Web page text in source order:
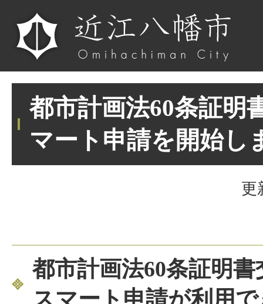
都市計画法60条証明
マート申請を開始し
更
都市計画法60条証明
スマート申請が利用